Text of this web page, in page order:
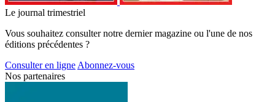
Le journal trimestriel
Vous souhaitez consulter notre dernier magazine ou l'une de nos
éditions précédentes ?
Consulter en ligne Abonnez-vous
Nos partenaires